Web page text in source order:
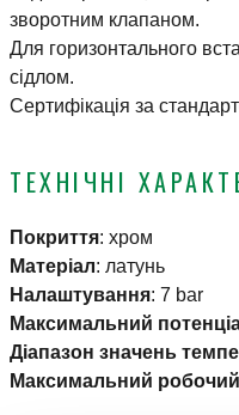
зворотним клапаном.
Для горизонтального
сідлом.
Сертифікація за
ТЕХНІЧНІ
Покриття: хром
Матеріал: латунь
Налаштування: 7 bar
Максимальний
Діапазон значень
Максимальний